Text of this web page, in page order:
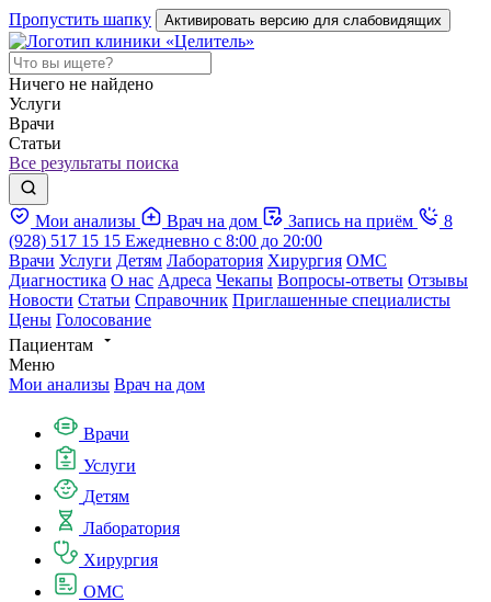
Пропустить шапку Активировать версию для слабовидящих
Ничего не найдено
Услуги
Врачи
Статьи
Все результаты поиска
Мои анализы Врач на дом Запись на приём
8
(928) 517 15 15 Ежедневно с 8:00 до 20:00
Врачи Услуги Детям Лаборатория Хирургия ОМС
Диагностика О нас Адреса Чекапы Вопросы-ответы Отзывы
Новости Статьи Справочник Приглашенные специалисты
Цены Голосование
Пациентам
Меню
Мои анализы Врач на дом
Врачи
Услуги
Детям
Лаборатория
Хирургия
ОМС